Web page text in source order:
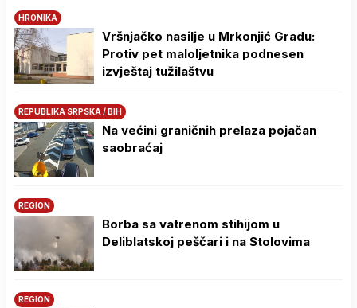
HRONIKA
Vršnjačko nasilje u Mrkonjić Gradu:
Protiv pet maloljetnika podnesen
izvještaj tužilaštvu
REPUBLIKA SRPSKA / BIH
Na većini graničnih prelaza pojačan
saobraćaj
REGION
Borba sa vatrenom stihijom u
Deliblatskoj peščari i na Stolovima
REGION